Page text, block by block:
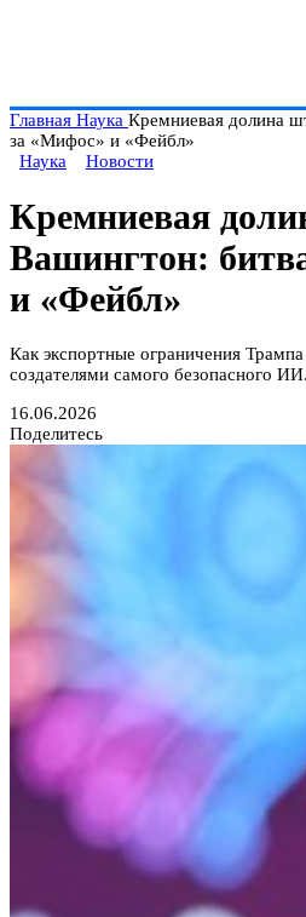
Главная Наука Кремниевая долина
за «Мифос» и «Фейбл»
Наука
Новости
Кремниевая
Вашингтон:
и «Фейбл»
Как экспортные ограничения
создателями самого безопасного ИИ.
16.06.2026
Поделитесь